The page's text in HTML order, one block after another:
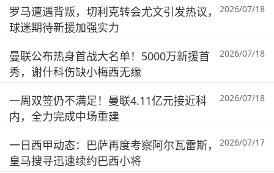
罗马遭遇背叛，切利克转会尤文引发热议，
球迷期待新援加强实力
2026/07/18
曼联公布热身首战大名单！5000万新援首
秀，谢什科伤缺小梅西无缘
2026/07/18
一周双签仍不满足！曼联4.11亿元接近科
内，全力完成中场重建
2026/07/18
一日西甲动态：巴萨再度考察阿尔瓦雷斯，
皇马搜寻迅速续约巴西小将
2026/07/17